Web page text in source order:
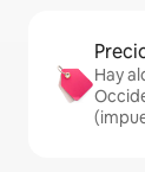
Hay